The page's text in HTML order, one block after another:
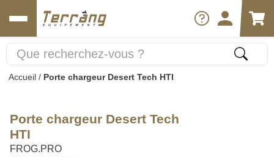
Accueil / Porte chargeur Desert Tech HTI
Porte chargeur Desert Tech
HTI
FROG.PRO